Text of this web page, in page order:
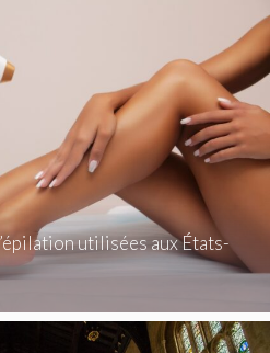
utilisées aux États-